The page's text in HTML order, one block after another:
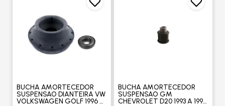
BUCHA AMORTECEDOR
SUSPENSAO DIANTEIRA VW
VOLKSWAGEN GOLF 1996 A
BUCHA AMORTECEDOR
SUSPENSAO GM
CHEVROLET D20 1993 A 1997